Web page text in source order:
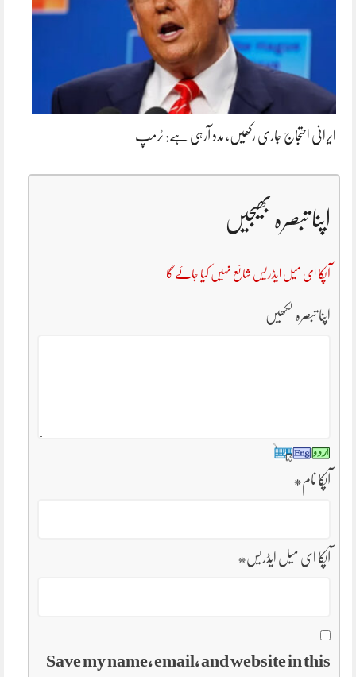
ایرانی احتجاج جاری رکھیں، مدد آرہی ہے: ٹرمپ
اپنا تبصرہ بھیجیں
آپکا ای میل ایڈریس شائع نہیں کیا جائے گا
اپنا تبصرہ لکھیں
آپکا نام*
آپکا ای میل ایڈریس*
Save my name, email, and website in this